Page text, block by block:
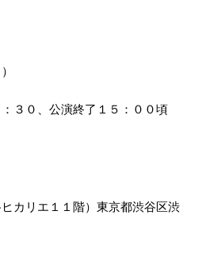
３０、公演終了１５：００頃
カリエ１１階）東京都渋谷区渋